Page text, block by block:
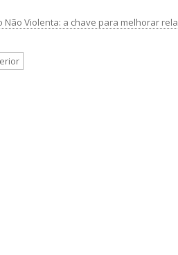
Não Violenta: a chave para melhorar